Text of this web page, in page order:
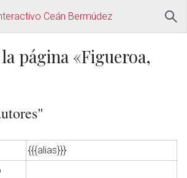
Ceán Bermúdez
página «Figueroa,
{{{alias}}}